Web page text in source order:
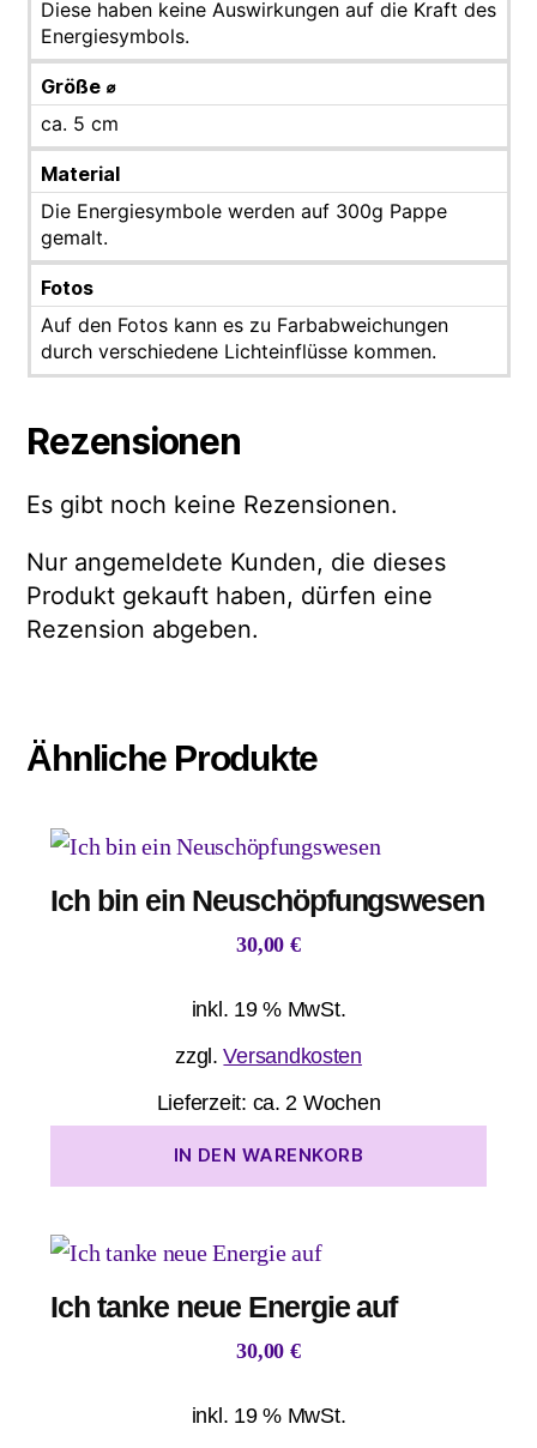
Diese haben keine Auswirkungen auf die Kraft des
Energiesymbols.
Größe ⌀
ca. 5 cm
Material
Die Energiesymbole werden auf 300g Pappe
gemalt.
Fotos
Auf den Fotos kann es zu Farbabweichungen
durch verschiedene Lichteinflüsse kommen.
Rezensionen
Es gibt noch keine Rezensionen.
Nur angemeldete Kunden, die dieses
Produkt gekauft haben, dürfen eine
Rezension abgeben.
Ähnliche Produkte
Ich bin ein Neuschöpfungswesen
30,00 €
inkl. 19 % MwSt.
zzgl.Versandkosten
Lieferzeit: ca. 2 Wochen
IN DEN WARENKORB
Ich tanke neue Energie auf
30,00 €
inkl. 19 % MwSt.